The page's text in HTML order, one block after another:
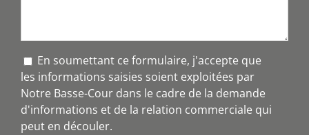
En soumettant ce formulaire, j'accepte que
les informations saisies soient exploitées par
Notre Basse-Cour dans le cadre de la demande
d'informations et de la relation commerciale qui
peut en découler.